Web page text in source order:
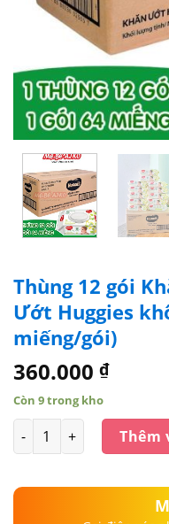
Thùng 12 gói
Ướt Huggies
miếng/gói)
360.000 ₫
Còn 9 trong kho
Số lượng Thêm